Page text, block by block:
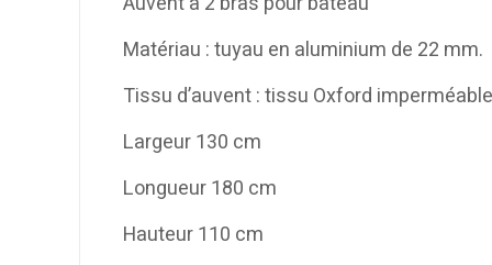
Matériau : tuyau en aluminium de 22 mm.
Tissu d’auvent : tissu Oxford imperméable
Largeur 130 cm
Longueur 180 cm
Hauteur 110 cm